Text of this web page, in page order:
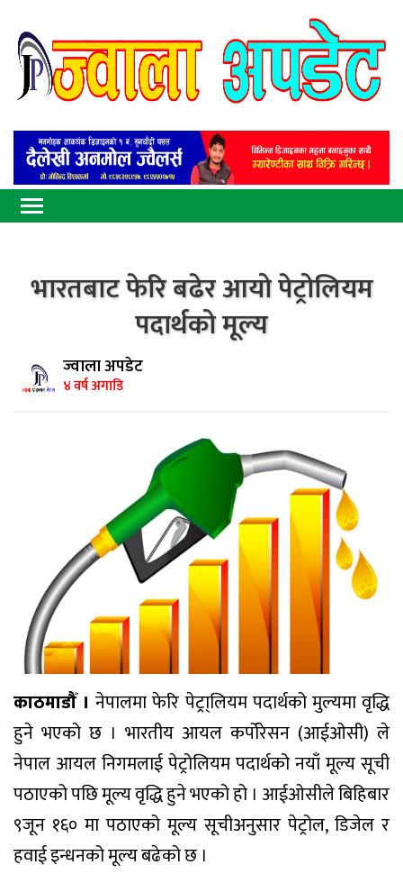
भारतबाट फेरि बढेर आयो पेट्रोलियम
पदार्थको मूल्य
ज्वाला अपडेट
४ वर्ष अगाडि
काठमाडौँ । नेपालमा फेरि पेट्रा्लियम पदार्थको मुल्यमा वृद्धि
हुने भएको छ । भारतीय आयल कर्पोरेसन (आईओसी) ले
नेपाल आयल निगमलाई पेट्रोलियम पदार्थको नयाँ मूल्य सूची
पठाएको पछि मूल्य वृद्धि हुने भएको हो । आईओसीले बिहिबार
९जून १६० मा पठाएको मूल्य सूचीअनुसार पेट्रोल, डिजेल र
हवाई इन्धनको मूल्य बढेको छ ।